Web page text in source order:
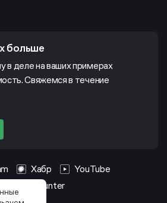
больше
деле на ваших примерах
Свяжемся в течение
Хабр
YouTube
HeadHunter